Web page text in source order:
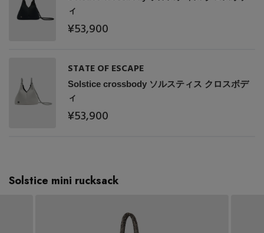
ィ
¥53,900
STATE OF ESCAPE
Solstice crossbody ソルスティス クロスボデ
ィ
¥53,900
Solstice mini rucksack